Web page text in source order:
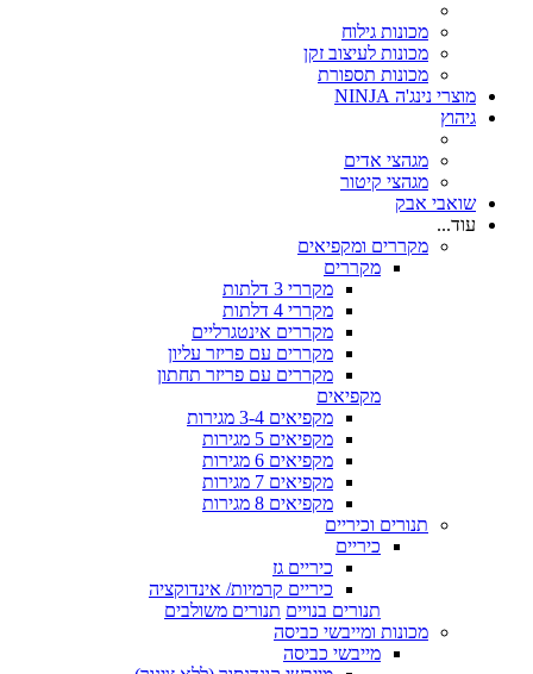
מכונות גילוח
מכונות לעיצוב זקן
מכונות תספורת
מוצרי נינג'ה NINJA
גיהוץ
מגהצי אדים
מגהצי קיטור
שואבי אבק
עוד...
מקררים ומקפיאים
מקררים
מקררי 3 דלתות
מקררי 4 דלתות
מקררים אינטגרליים
מקררים עם פריזר עליון
מקררים עם פריזר תחתון
מקפיאים
מקפיאים 3-4 מגירות
מקפיאים 5 מגירות
מקפיאים 6 מגירות
מקפיאים 7 מגירות
מקפיאים 8 מגירות
תנורים וכיריים
כיריים
כיריים גז
כיריים קרמיות/ אינדוקציה
תנורים בנויים תנורים משולבים
מכונות ומייבשי כביסה
מייבשי כביסה